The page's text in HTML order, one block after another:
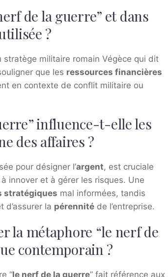
de la guerre” et dans
?
stratège militaire romain Végèce qui dit
que les ressources financières
en contexte de conflit militaire ou
influence-t-elle les
des affaires ?
pour désigner l’argent, est cruciale
innover et à gérer les risques. Une
stratégiques mal informées, tandis
d’assurer la pérennité de l’entreprise.
la métaphore “le nerf de
contemporain ?
“le nerf de la guerre” fait référence aux